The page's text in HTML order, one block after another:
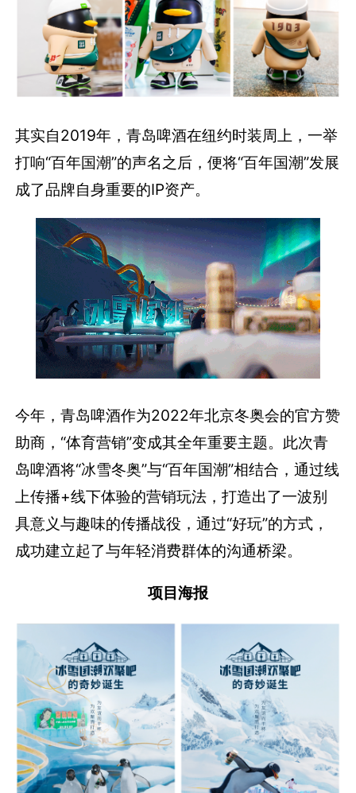
其实自2019年，青岛啤酒在纽约时装周上，一举
打响“百年国潮”的声名之后，便将“百年国潮”发展
成了品牌自身重要的IP资产。
今年，青岛啤酒作为2022年北京冬奥会的官方赞
助商，“体育营销”变成其全年重要主题。此次青
岛啤酒将“冰雪冬奥”与“百年国潮”相结合，通过线
上传播+线下体验的营销玩法，打造出了一波别
具意义与趣味的传播战役，通过“好玩”的方式，
成功建立起了与年轻消费群体的沟通桥梁。
项目海报